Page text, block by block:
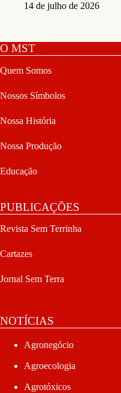
14 de julho de 2026
O MST
Quem Somos
Nossos Símbolos
Nossa História
Nossa Produção
Educação
PUBLICAÇÕES
Revista Sem Terrinha
Cartazes
Jornal Sem Terra
NOTÍCIAS
Agronegócio
Agroecologia
Agrotóxicos